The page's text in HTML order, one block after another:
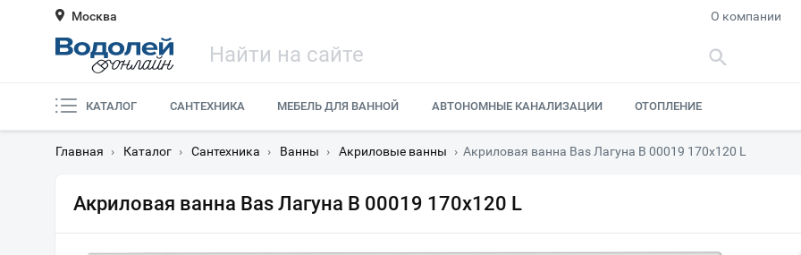
Москва О компании
КАТАЛОГ САНТЕХНИКА МЕБЕЛЬ ДЛЯ ВАННОЙ АВТОНОМНЫЕ КАНАЛИЗАЦИИ ОТОПЛЕНИЕ
Главная › Каталог › Сантехника › Ванны › Акриловые ванны › Акриловая ванна Bas Лагуна В 00019 170х120 L
Акриловая ванна Bas Лагуна В 00019 170х120 L